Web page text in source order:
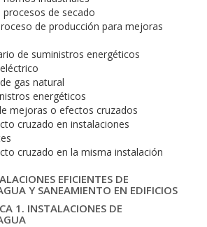
de secado
de producción para mejoras
de suministros energéticos
gas natural
energéticos
mejoras o efectos cruzados
cruzado en instalaciones
cruzado en la misma instalación
EFICIENTES DE
Y SANEAMIENTO EN EDIFICIOS
1. INSTALACIONES DE